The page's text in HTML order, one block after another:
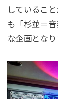
しているこ
も「杉並＝
な企画となり